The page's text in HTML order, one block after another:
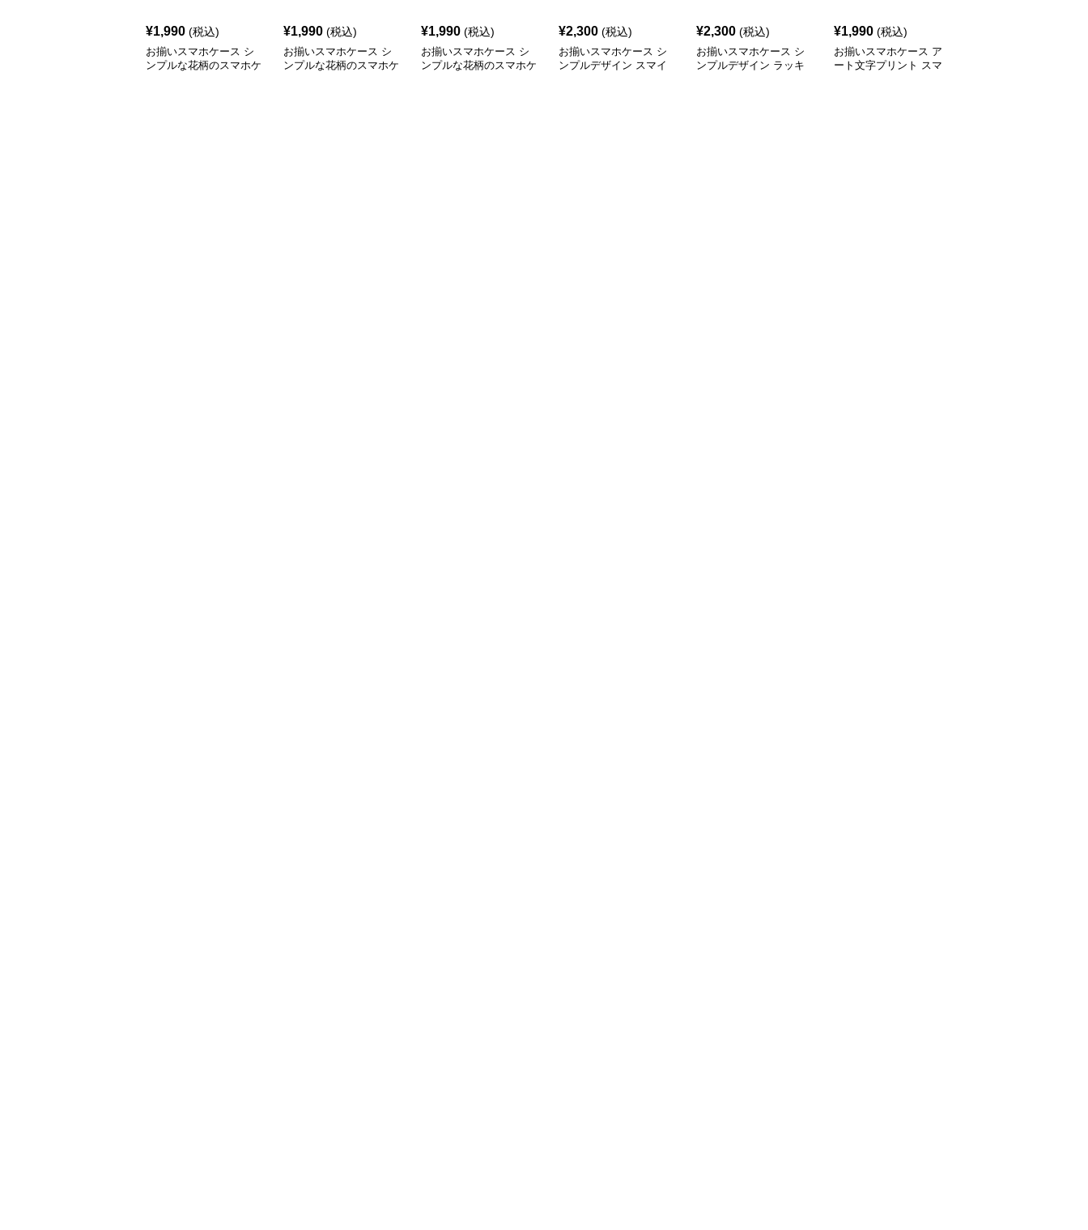
¥1,990 (税込)
お揃いスマホケース シ
ンプルな花柄のスマホケ
¥1,990 (税込)
お揃いスマホケース シ
ンプルな花柄のスマホケ
¥1,990 (税込)
お揃いスマホケース シ
ンプルな花柄のスマホケ
¥2,300 (税込)
お揃いスマホケース シ
ンプルデザイン スマイ
¥2,300 (税込)
お揃いスマホケース シ
ンプルデザイン ラッキ
¥1,990 (税込)
お揃いスマホケース ア
ート文字プリント スマ